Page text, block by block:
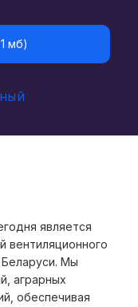
мб)
является
вентиляционного
Беларуси. Мы
аграрных
обеспечивая